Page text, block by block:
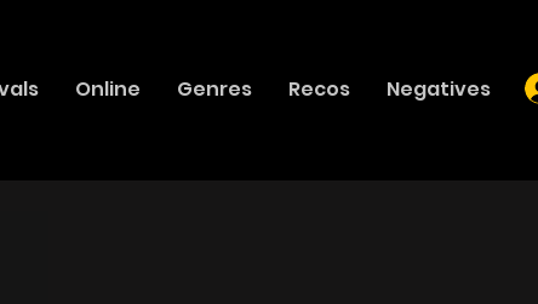
Online Genres Recos Negatives